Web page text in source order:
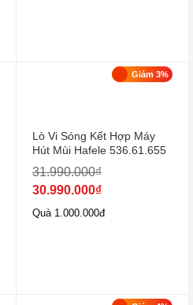
Giảm 3%
Lò Vi Sóng Kết Hợp Máy
Hút Mùi Hafele 536.61.655
31.990.000₫
30.990.000₫
Quà 1.000.000đ